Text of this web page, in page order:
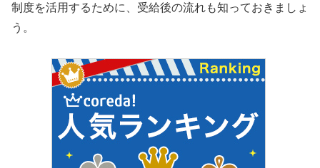
制度を活用するために、受給後の流れも知っておきましょ
う。